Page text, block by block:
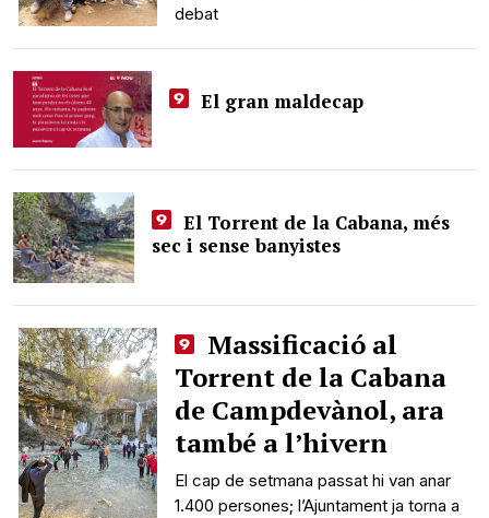
debat
El gran maldecap
El Torrent de la Cabana, més
sec i sense banyistes
Massificació al
Torrent de la Cabana
de Campdevànol, ara
també a l’hivern
El cap de setmana passat hi van anar
1.400 persones; l’Ajuntament ja torna a